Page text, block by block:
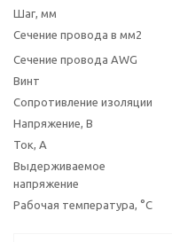
Шаг, мм
Сечение провода в мм2
Сечение провода AWG
Винт
Сопротивление изоляции
Напряжение, В
Ток, А
Выдерживаемое
напряжение
Рабочая температура, °C